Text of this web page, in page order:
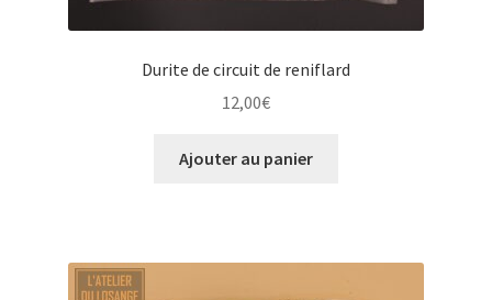
Durite de circuit de reniflard
12,00€
Ajouter au panier